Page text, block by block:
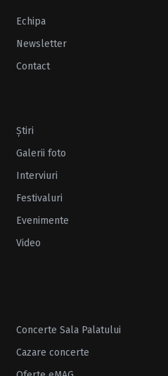
Echipa
Newsletter
Contact
Ştiri
Galerii foto
Interviuri
Festivaluri
Evenimente
Video
Concerte Sala Palatului
Cazare concerte